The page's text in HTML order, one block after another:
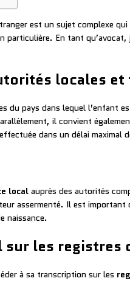
est un sujet complexe
En tant
locales et
du pays dans lequel l’enfant
il convient
dans un délai maximal
localauprès des autorités
assermenté. Il est
naissance.
les registres
à sa transcription sur les